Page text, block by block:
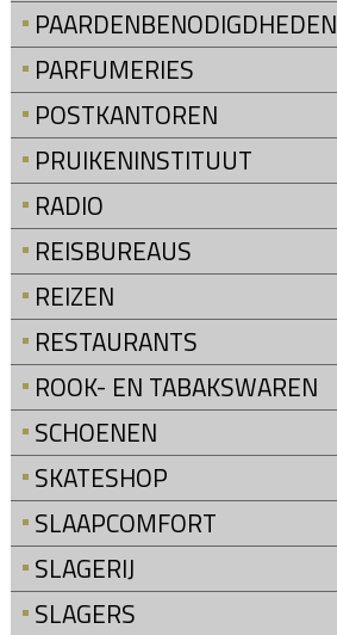
PAARDENBENODIGDHEDEN
PARFUMERIES
POSTKANTOREN
PRUIKENINSTITUUT
RADIO
REISBUREAUS
REIZEN
RESTAURANTS
ROOK- EN TABAKSWAREN
SCHOENEN
SKATESHOP
SLAAPCOMFORT
SLAGERIJ
SLAGERS